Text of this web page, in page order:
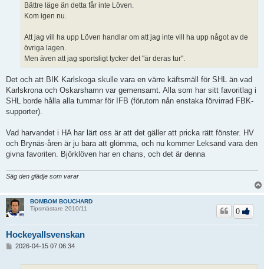
Bättre läge än detta får inte Löven.
Kom igen nu.
Att jag vill ha upp Löven handlar om att jag inte vill ha upp något av de
övriga lagen.
Men även att jag sportsligt tycker det "är deras tur".
Det och att BIK Karlskoga skulle vara en värre käftsmäll för SHL än vad
Karlskrona och Oskarshamn var gemensamt. Alla som har sitt favoritlag i
SHL borde hålla alla tummar för IFB (förutom nån enstaka förvirrad FBK-
supporter).
Vad harvandet i HA har lärt oss är att det gäller att pricka rätt fönster. HV
och Brynäs-åren är ju bara att glömma, och nu kommer Leksand vara den
givna favoriten. Björklöven har en chans, och det är denna
Säg den glädje som varar
BOMBOM BOUCHARD
Tipsmästare 2010/11
Hockeyallsvenskan
0
2026-04-15 07:06:34